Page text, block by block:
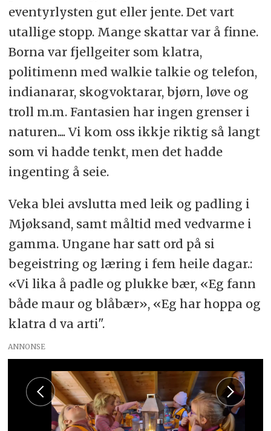
eventyrlysten gut eller jente. Det vart
utallige stopp. Mange skattar var å finne.
Borna var fjellgeiter som klatra,
politimenn med walkie talkie og telefon,
indianarar, skogvoktarar, bjørn, løve og
troll m.m. Fantasien har ingen grenser i
naturen.... Vi kom oss ikkje riktig så langt
som vi hadde tenkt, men det hadde
ingenting å seie.
Veka blei avslutta med leik og padling i
Mjøksand, samt måltid med vedvarme i
gamma. Ungane har satt ord på si
begeistring og læring i fem heile dagar.:
«Vi lika å padle og plukke bær, «Eg fann
både maur og blåbær», «Eg har hoppa og
klatra d va arti".
ANNONSE